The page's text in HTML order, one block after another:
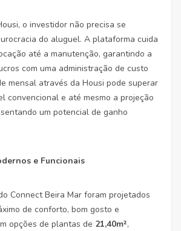
o investidor não precisa se
do aluguel. A plataforma cuida
até a manutenção, garantindo a
com uma administração de custo
mensal através da Housi pode superar
convencional e até mesmo a projeção
um potencial de ganho
e Funcionais
Connect Beira Mar foram projetados
de conforto, bom gosto e
opções de plantas de 21,40m²,